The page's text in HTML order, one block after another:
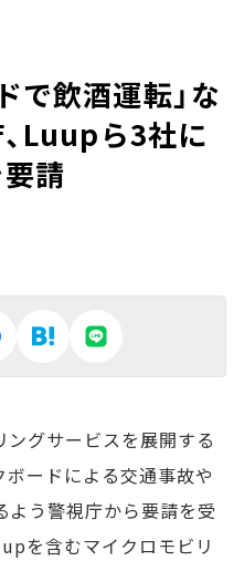
で飲酒運転」な
Luupら3社に
請
グサービスを展開する
ードによる交通事故や
う警視庁から要請を受
を含むマイクロモビリ